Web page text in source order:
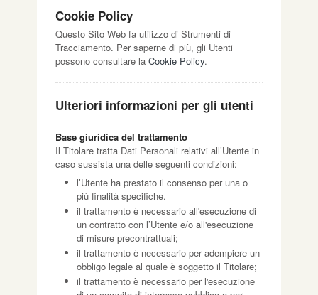
Cookie Policy
Questo Sito Web fa utilizzo di Strumenti di
Tracciamento. Per saperne di più, gli Utenti
possono consultare laCookie Policy.
Ulteriori informazioni per gli utenti
Base giuridica del trattamento
Il Titolare tratta Dati Personali relativi all’Utente in
caso sussista una delle seguenti condizioni:
l’Utente ha prestato il consenso per una o
più finalità specifiche.
il trattamento è necessario all'esecuzione di
un contratto con l’Utente e/o all'esecuzione
di misure precontrattuali;
il trattamento è necessario per adempiere un
obbligo legale al quale è soggetto il Titolare;
il trattamento è necessario per l'esecuzione